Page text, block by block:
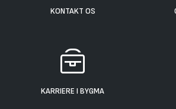
KONTAKT OS
KARRIERE I BYGMA